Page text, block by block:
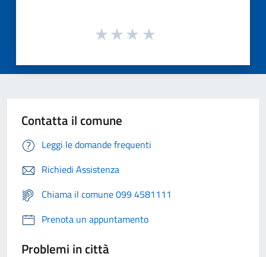
Contatta il comune
Leggi le domande frequenti
Richiedi Assistenza
Chiama il comune 099 4581111
Prenota un appuntamento
Problemi in città